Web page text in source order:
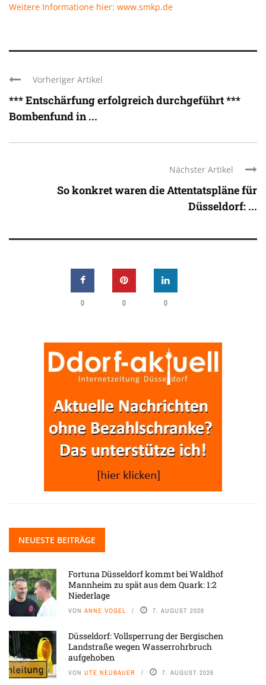
Weitere Informatione hier: www.smkp.de
Vorheriger Artikel
*** Entschärfung erfolgreich durchgeführt ***
Bombenfund in ...
Nächster Artikel
So konkret waren die Attentatspläne für
Düsseldorf: ...
0 0 0
NEUESTE BEITRÄGE
Fortuna Düsseldorf kommt bei Waldhof
Mannheim zu spät aus dem Quark: 1:2
Niederlage
VON ANNE VOGEL 7. AUGUST 2026
Düsseldorf: Vollsperrung der Bergischen
Landstraße wegen Wasserrohrbruch
aufgehoben
VON UTE NEUBAUER 7. AUGUST 2026